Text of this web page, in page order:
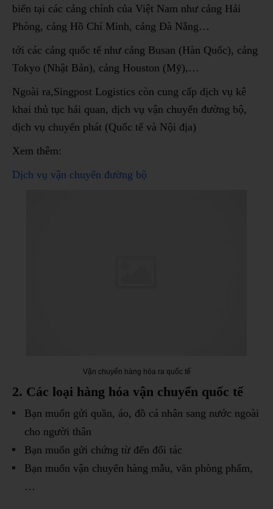
biển tại các cảng chính của Việt Nam như cảng Hải
Phòng, cảng Hồ Chí Minh, cảng Đà Nẵng…
tới các cảng quốc tế như cảng Busan (Hàn Quốc), cảng
Tokyo (Nhật Bản), cảng Houston (Mỹ),…
Ngoài ra,Singpost Logistics còn cung cấp dịch vụ kê
khai thủ tục hải quan, dịch vụ vận chuyển đường bộ,
dịch vụ chuyển phát (Quốc tế và Nội địa)
Xem thêm:
Dịch vụ vận chuyển đường bộ
Vận chuyển hàng hóa ra quốc tế
2. Các loại hàng hóa vận chuyển quốc tế
Bạn muốn gửi quần, áo, đồ cá nhân sang nước ngoài
cho người thân
Bạn muốn gửi chứng từ đến đối tác
Bạn muốn vận chuyển hàng mẫu, văn phòng phẩm,
…